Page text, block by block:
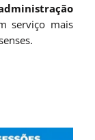
serviço mais